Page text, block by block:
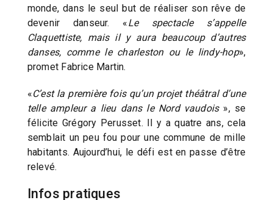
monde, dans le seul but de réaliser son rêve de
devenir danseur. «Le spectacle s’appelle
Claquettiste, mais il y aura beaucoup d’autres
danses, comme le charleston ou le lindy-hop»,
promet Fabrice Martin.
«C’est la première fois qu’un projet théâtral d’une
telle ampleur a lieu dans le Nord vaudois», se
félicite Grégory Perusset. Il y a quatre ans, cela
semblait un peu fou pour une commune de mille
habitants. Aujourd’hui, le défi est en passe d’être
relevé.
Infos pratiques